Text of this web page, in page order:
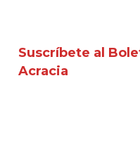
Suscríbete al
Acracia